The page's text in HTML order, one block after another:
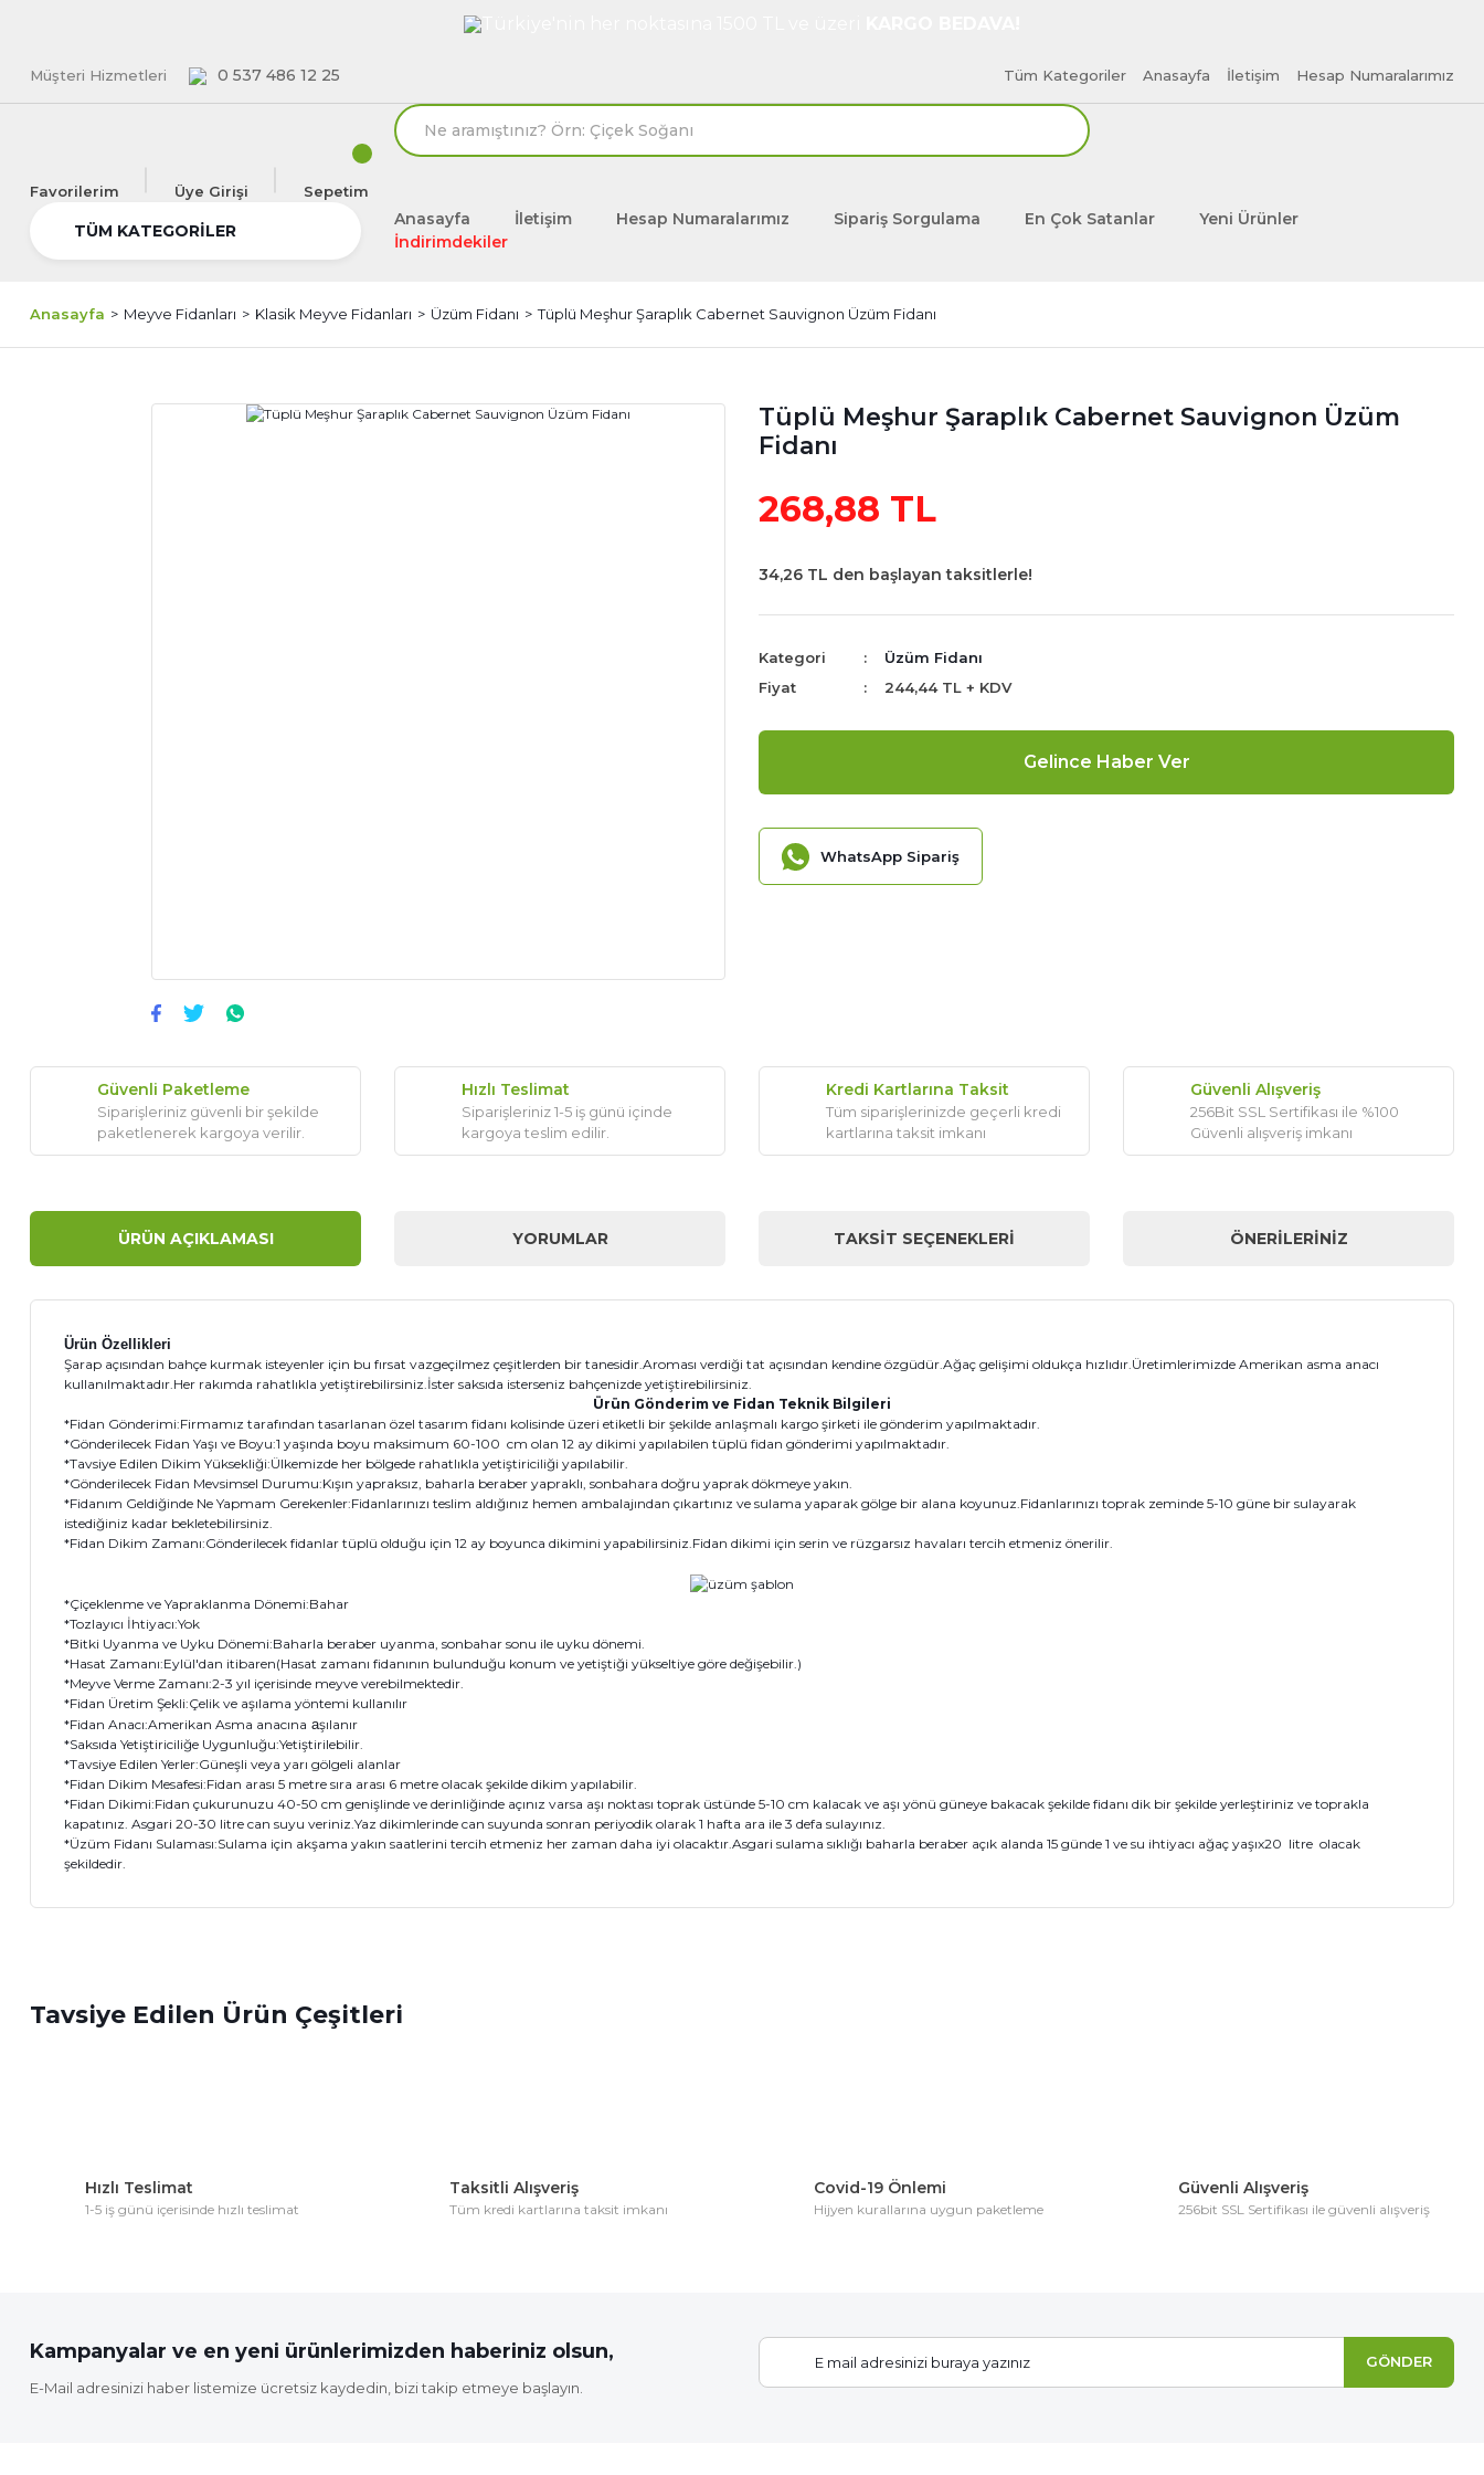
Müşteri Hizmetleri 0 537 486 12 25 Tüm Kategoriler Anasayfa İletişim Hesap Numaralarımız
Favorilerim Üye Girişi Sepetim
TÜM KATEGORİLER
Anasayfa İletişim Hesap Numaralarımız Sipariş Sorgulama En Çok Satanlar
Yeni Ürünler
İndirimdekiler
Anasayfa Meyve Fidanları Klasik Meyve Fidanları Üzüm Fidanı Tüplü Meşhur Şaraplık Cabernet Sauvignon Üzüm Fidanı
Tüplü Meşhur Şaraplık Cabernet Sauvignon Üzüm
Fidanı
268,88 TL
34,26 TL den başlayan taksitlerle!
Kategori
Üzüm Fidanı
Fiyat
244,44 TL + KDV
Gelince Haber Ver
WhatsApp Sipariş
Güvenli Paketleme
Siparişleriniz güvenli bir şekilde
paketlenerek kargoya verilir.
Hızlı Teslimat
Siparişleriniz 1-5 iş günü içinde
kargoya teslim edilir.
Kredi Kartlarına Taksit
Tüm siparişlerinizde geçerli kredi
kartlarına taksit imkanı
Güvenli Alışveriş
256Bit SSL Sertifikası ile %100
Güvenli alışveriş imkanı
ÜRÜN AÇIKLAMASI YORUMLAR TAKSIT SEÇENEKLERI ÖNERILERINIZ
Ürün Özellikleri
Şarap açısından bahçe kurmak isteyenler için bu fırsat vazgeçilmez çeşitlerden bir tanesidir.Aroması verdiği tat açısından kendine özgüdür.Ağaç gelişimi oldukça hızlıdır.Üretimlerimizde Amerikan asma anacı
kullanılmaktadır.Her rakımda rahatlıkla yetiştirebilirsiniz.İster saksıda isterseniz bahçenizde yetiştirebilirsiniz.
Ürün Gönderim ve Fidan Teknik Bilgileri
*Fidan Gönderimi:Firmamız tarafından tasarlanan özel tasarım fidanı kolisinde üzeri etiketli bir şekilde anlaşmalı kargo şirketi ile gönderim yapılmaktadır.
*Gönderilecek Fidan Yaşı ve Boyu:1 yaşında boyu maksimum 60-100 cm olan 12 ay dikimi yapılabilen tüplü fidan gönderimi yapılmaktadır.
*Tavsiye Edilen Dikim Yüksekliği:Ülkemizde her bölgede rahatlıkla yetiştiriciliği yapılabilir.
*Gönderilecek Fidan Mevsimsel Durumu:Kışın yapraksız, baharla beraber yapraklı, sonbahara doğru yaprak dökmeye yakın.
*Fidanım Geldiğinde Ne Yapmam Gerekenler:Fidanlarınızı teslim aldığınız hemen ambalajından çıkartınız ve sulama yaparak gölge bir alana koyunuz.Fidanlarınızı toprak zeminde 5-10 güne bir sulayarak
istediğiniz kadar bekletebilirsiniz.
*Fidan Dikim Zamanı:Gönderilecek fidanlar tüplü olduğu için 12 ay boyunca dikimini yapabilirsiniz.Fidan dikimi için serin ve rüzgarsız havaları tercih etmeniz önerilir.
*Çiçeklenme ve Yapraklanma Dönemi:Bahar
*Tozlayıcı İhtiyacı:Yok
*Bitki Uyanma ve Uyku Dönemi:Baharla beraber uyanma, sonbahar sonu ile uyku dönemi.
*Hasat Zamanı:Eylül'dan itibaren(Hasat zamanı fidanının bulunduğu konum ve yetiştiği yükseltiye göre değişebilir.)
*Meyve Verme Zamanı:2-3 yıl içerisinde meyve verebilmektedir.
*Fidan Üretim Şekli:Çelik ve aşılama yöntemi kullanılır
*Fidan Anacı:Amerikan Asma anacına aşılanır
*Saksıda Yetiştiriciliğe Uygunluğu:Yetiştirilebilir.
*Tavsiye Edilen Yerler:Güneşli veya yarı gölgeli alanlar
*Fidan Dikim Mesafesi:Fidan arası 5 metre sıra arası 6 metre olacak şekilde dikim yapılabilir.
*Fidan Dikimi:Fidan çukurunuzu 40-50 cm genişlinde ve derinliğinde açınız varsa aşı noktası toprak üstünde 5-10 cm kalacak ve aşı yönü güneye bakacak şekilde fidanı dik bir şekilde yerleştiriniz ve toprakla
kapatınız. Asgari 20-30 litre can suyu veriniz.Yaz dikimlerinde can suyunda sonran periyodik olarak 1 hafta ara ile 3 defa sulayınız.
*Üzüm Fidanı Sulaması:Sulama için akşama yakın saatlerini tercih etmeniz her zaman daha iyi olacaktır.Asgari sulama sıklığı baharla beraber açık alanda 15 günde 1 ve su ihtiyacı ağaç yaşıx20 litre olacak
şekildedir.
Ürün resmi kalitesiz, bozuk veya görüntülenemiyor.
Tavsiye Edilen Ürün Çeşitleri
Hızlı Teslimat
1-5 iş günü içerisinde hızlı teslimat
Taksitli Alışveriş
Tüm kredi kartlarına taksit imkanı
Covid-19 Önlemi
Hijyen kurallarına uygun paketleme
Güvenli Alışveriş
256bit SSL Sertifikası ile güvenli alışveriş
Kampanyalar ve en yeni ürünlerimizden haberiniz olsun,
E-Mail adresinizi haber listemize ücretsiz kaydedin, bizi takip etmeye başlayın.
GÖNDER